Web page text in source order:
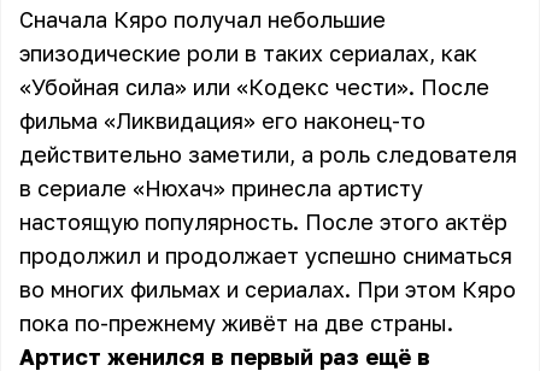
Сначала Кяро получал небольшие
эпизодические роли в таких сериалах, как
«Убойная сила» или «Кодекс чести». После
фильма «Ликвидация» его наконец-то
действительно заметили, а роль следователя
в сериале «Нюхач» принесла артисту
настоящую популярность. После этого актёр
продолжил и продолжает успешно сниматься
во многих фильмах и сериалах. При этом Кяро
пока по-прежнему живёт на две страны.
Артист женился в первый раз ещё в